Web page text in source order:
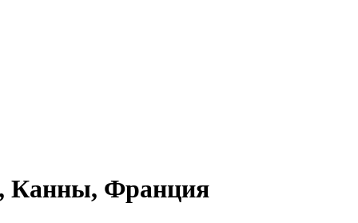
Канны, Франция